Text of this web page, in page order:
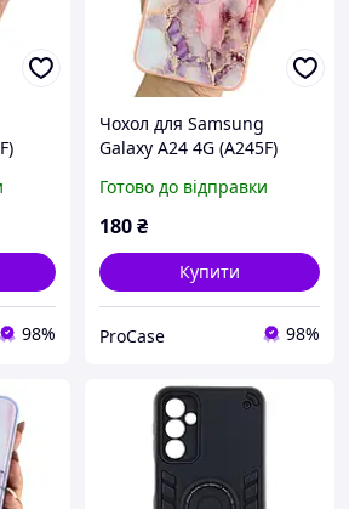
98%
Чохол для Samsung
Galaxy A24 4G (A245F)
тримачем
Готово до відправки
180₴
Купити
ProCase 98%